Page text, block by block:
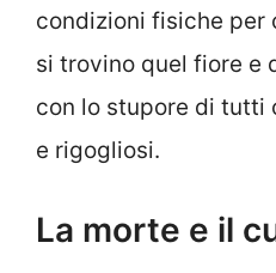
condizioni fisiche per
si trovino quel fiore e
con lo stupore di tutti
e rigogliosi.
La morte e il